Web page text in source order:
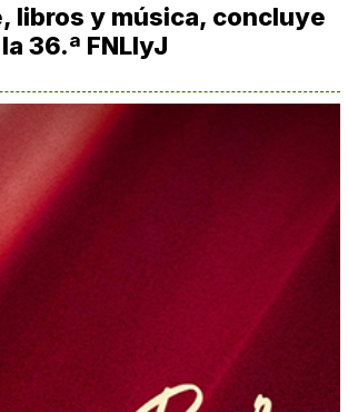
libros y música, concluye
36.ª FNLIyJ